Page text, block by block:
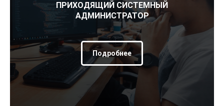
ПРИХОДЯЩИЙ СИСТЕМНЫЙ
АДМИНИСТРАТОР
Подробнее